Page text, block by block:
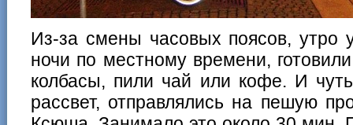
Из-за смены часовых поясов, утро
ночи по местному времени,
колбасы, пили чай или кофе. И
рассвет, отправлялись на пешую